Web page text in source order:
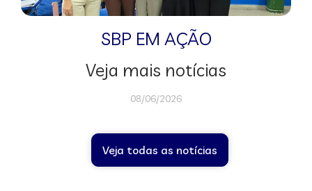
SBP EM AÇÃO
Veja mais notícias
08/06/2026
Veja todas as notícias